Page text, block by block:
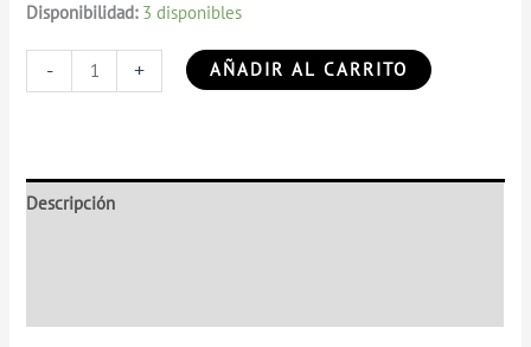
Disponibilidad: 3 disponibles
- + AÑADIR AL CARRITO
Descripción